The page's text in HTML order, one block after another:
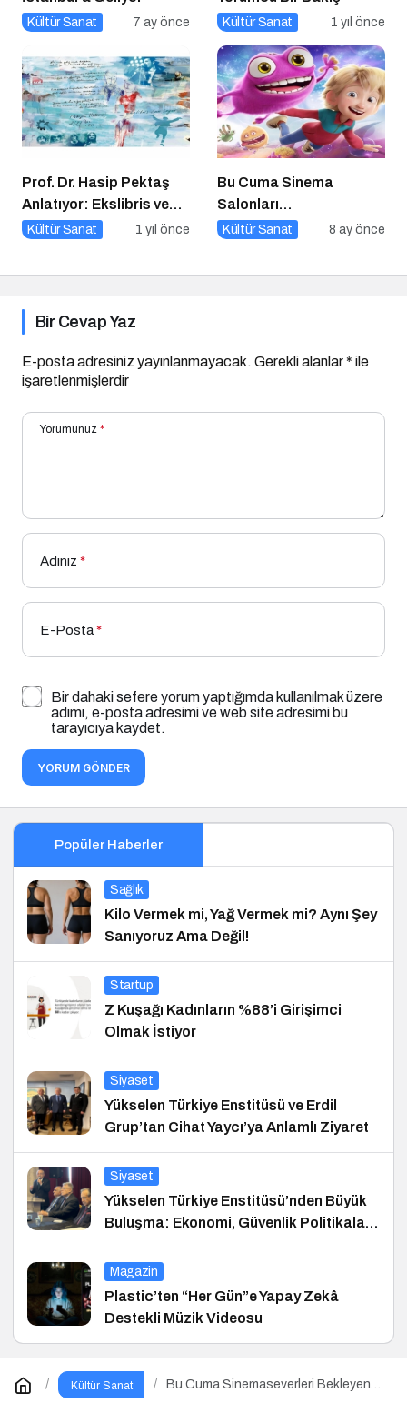
Kültür Sanat 7 ay önce Kültür Sanat 1 yıl önce
Prof. Dr. Hasip Pektaş
Anlatıyor: Ekslibris ve
Yeni Kültürel Formlar
Kültür Sanat 1 yıl önce
Bu Cuma Sinema
Salonları
Hareketleniyor: 26 Aralık
Kültür Sanat 8 ay önce
Bir Cevap Yaz
E-posta adresiniz yayınlanmayacak. Gerekli alanlar* ile
işaretlenmişlerdir
Yorumunuz *
Adınız *
E-Posta*
Bir dahaki sefere yorum yaptığımda kullanılmak üzere
adımı, e-posta adresimi ve web site adresimi bu
tarayıcıya kaydet.
YORUM GÖNDER
Popüler Haberler
Sağlık
Kilo Vermek mi, Yağ Vermek mi? Aynı Şey
Sanıyoruz Ama Değil!
Startup
Z Kuşağı Kadınların %88’i Girişimci
Olmak İstiyor
Siyaset
Yükselen Türkiye Enstitüsü ve Erdil
Grup’tan Cihat Yaycı’ya Anlamlı Ziyaret
Siyaset
Yükselen Türkiye Enstitüsü’nden Büyük
Buluşma: Ekonomi, Güvenlik Politikaları
ve Hukuk Konferansı
Magazin
Plastic’ten “Her Gün”e Yapay Zekâ
Destekli Müzik Videosu
Kültür Sanat
Bu Cuma Sinemaseverleri Bekleyen